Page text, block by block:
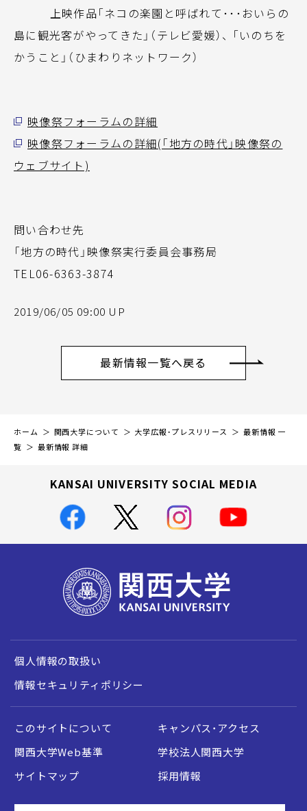
上映作品「ネコの楽園と呼ばれて･･･おいらの
島に観光客がやってきた」（テレビ愛媛）、 「いのちを
かうこと」（ひまわりネットワーク）
映像祭フォーラムの詳細
映像祭フォーラムの詳細(「地方の時代」映像祭の
ウェブサイト)
問い合わせ先
「地方の時代」映像祭実行委員会事務局
TEL06-6363-3874
2019/06/05 09:00 UP
最新情報一覧へ戻る
ホーム 関西大学について 大学広報・プレスリリース
最新情報 一
覧
最新情報 詳細
KANSAI UNIVERSITY SOCIAL MEDIA
個人情報の取扱い
情報セキュリティポリシー
このサイトについて
キャンパス・アクセス
関西大学Web基準
学校法人関西大学
サイトマップ
採用情報